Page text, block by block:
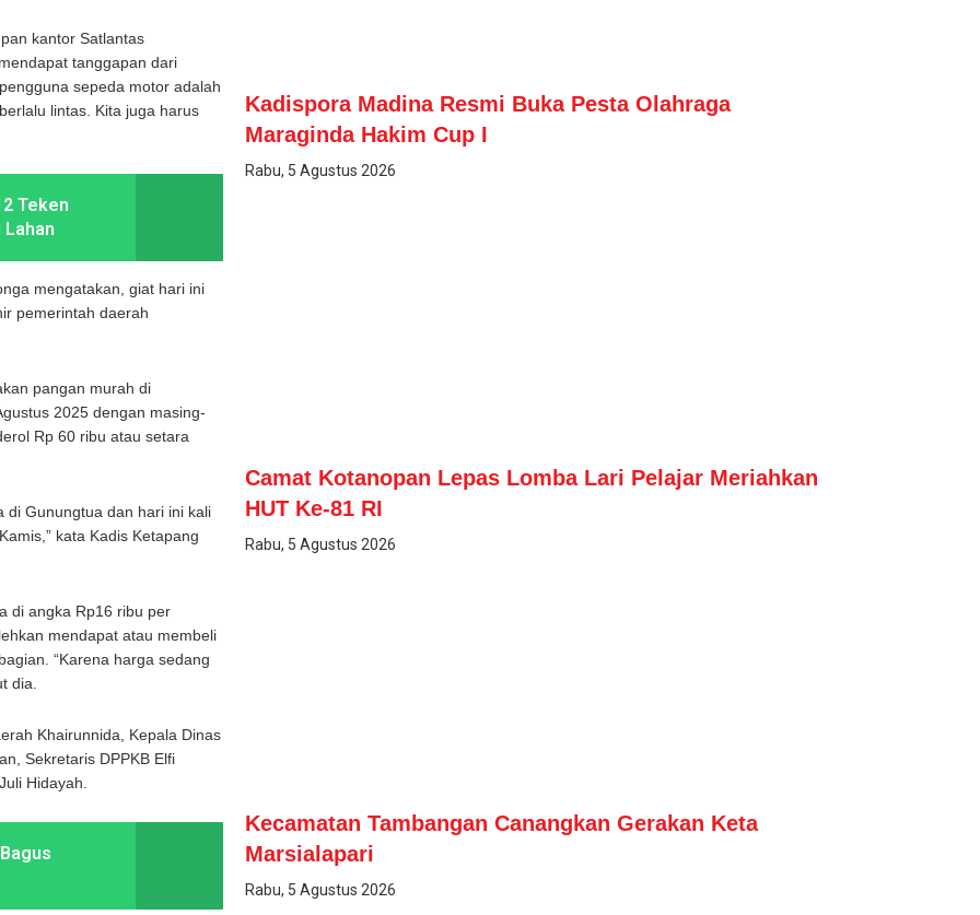
kantor Satlantas
tanggapan dari
sepeda motor adalah
lintas. Kita juga harus
Teken
mengatakan, giat hari ini
pemerintah daerah
pangan murah di
2025 dengan masing-
Rp 60 ribu atau setara
di Gunungtua dan hari ini kali
kata Kadis Ketapang
di angka Rp16 ribu per
mendapat atau membeli
“Karena harga sedang
dia.
Khairunnida, Kepala Dinas
Sekretaris DPPKB Elfi
Hidayah.
Kadispora Madina Resmi Buka Pesta Olahraga
Maraginda Hakim Cup I
Rabu, 5 Agustus 2026
Camat Kotanopan Lepas Lomba Lari Pelajar Meriahkan
HUT Ke-81 RI
Rabu, 5 Agustus 2026
Kecamatan Tambangan Canangkan Gerakan Keta
Marsialapari
Rabu, 5 Agustus 2026